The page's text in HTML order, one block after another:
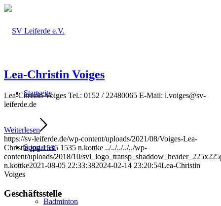
Startseite
Sportarten
Badminton
Lea-Christin Voiges
Lea-Christin Voiges Tel.: 0152 / 22480065 E-Mail: l.voiges@sv-
leiferde.de
Weiterlesen
https://sv-leiferde.de/wp-content/uploads/2021/08/Voiges-Lea-
Christin.jpg 1535 1535 n.kottke ../../../../../wp-
content/uploads/2018/10/
n.kottke2021-08-05 22:33:382024-02-14 23:20:54Lea-Christin
Voiges
Geschäftsstelle